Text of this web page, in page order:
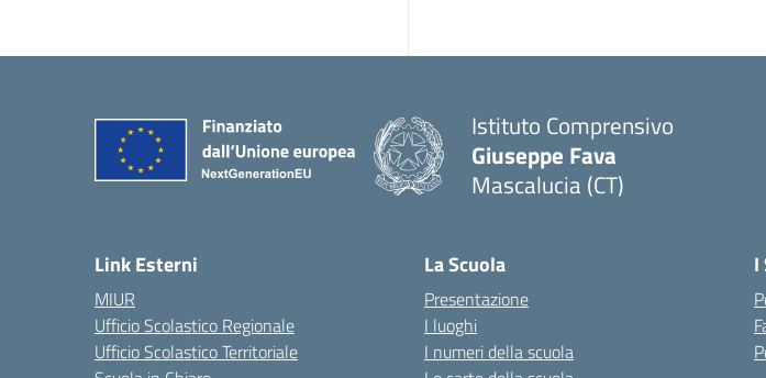
Istituto Comprensivo
Giuseppe Fava
Mascalucia (CT)
Link Esterni
MIUR
Ufficio Scolastico Regionale
Ufficio Scolastico Territoriale
La Scuola
Presentazione
I luoghi
I numeri della scuola
I